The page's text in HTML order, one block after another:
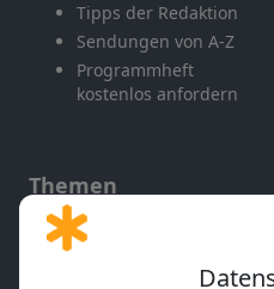
Tipps der Redaktion
Sendungen von A-Z
Programmheft
kostenlos anfordern
Themen
Gott und Bibel erklärt